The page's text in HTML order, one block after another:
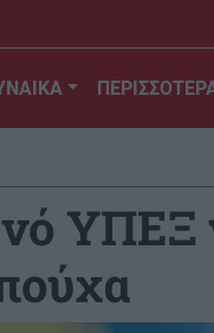
ΥΠΕΞ